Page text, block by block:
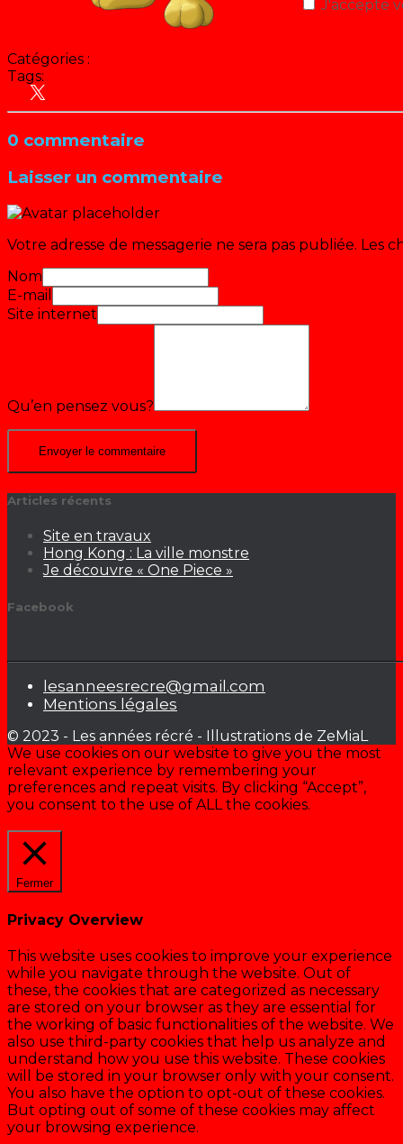
J'accepte
Catégories :
Tags:
0 commentaire
Laisser un commentaire
Votre adresse de messagerie ne sera pas publiée. Les
Nom
E-mail
Site internet
Qu’en pensez vous?
Articles récents
Site en travaux
Hong Kong : La ville monstre
Je découvre « One Piece »
Facebook
lesanneesrecre@gmail.com
Mentions légales
© 2023 - Les années récré - Illustrations de ZeMiaL
We use cookies on our website to give you the most
relevant experience by remembering your
preferences and repeat visits. By clicking “Accept”,
you consent to the use of ALL the cookies.
Fermer
Privacy Overview
This website uses cookies to improve your experience
while you navigate through the website. Out of
these, the cookies that are categorized as necessary
are stored on your browser as they are essential for
the working of basic functionalities of the website. We
also use third-party cookies that help us analyze and
understand how you use this website. These cookies
will be stored in your browser only with your consent.
You also have the option to opt-out of these cookies.
But opting out of some of these cookies may affect
your browsing experience.